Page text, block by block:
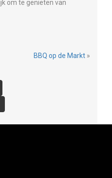
om te genieten van
BBQ op de Markt »